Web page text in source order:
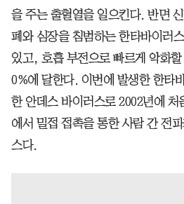
을 주는 출혈열을 일으킨다. 반면
폐와 심장을 침범하는 한타바이러
있고, 호흡 부전으로 빠르게 악화
0%에 달한다. 이번에 발생한 한타
한 안데스 바이러스로 2002년에 처
에서 밀접 접촉을 통한 사람 간 전
스다.